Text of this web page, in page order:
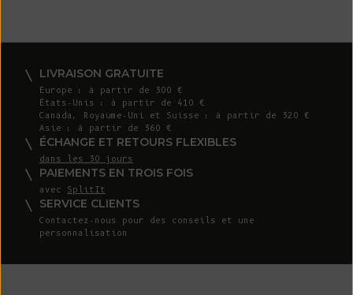
LIVRAISON GRATUITE
Europe : à partir de 300 €
États-Unis : à partir de 410 €
Canada, Royaume-Uni et Suisse : à partir de 320 €
Asie : à partir de 360 €
ÉCHANGE ET RETOURS FLEXIBLES
dans les 30 jours
PAIEMENTS EN TROIS FOIS
avec SplitIt
SERVICE CLIENTS
Contactez-nous pour des conseils et une
personnalisation